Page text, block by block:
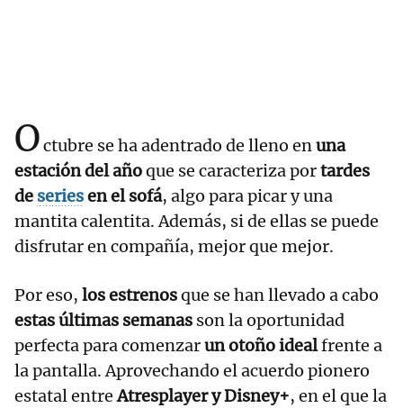
Octubre se ha adentrado de lleno enuna
estación del añoque se caracteriza portardes
de seriesen el sofá, algo para picar y una
mantita calentita. Además, si de ellas se puede
disfrutar en compañía, mejor que mejor.
Por eso, los estrenosque se han llevado a cabo
estas últimas semanas son la oportunidad
perfecta para comenzarun otoño idealfrente a
la pantalla. Aprovechando el acuerdo pionero
estatal entreAtresplayer y Disney+, en el que la